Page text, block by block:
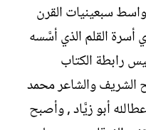
ي
خ
ل
إ
ن
سبعينيات القرن
القلم الذي أسَّسه
رابطة الكتاب
الشريف والشاعر محمد
أبو زيَّاد , وأصبح